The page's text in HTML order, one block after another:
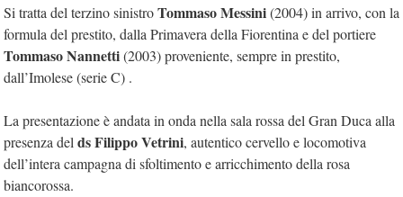
Si tratta del terzino sinistroTommaso Messini(2004) in arrivo, con la
formula del prestito, dalla Primavera della Fiorentina e del portiere
Tommaso Nannetti(2003) proveniente, sempre in prestito,
dall’Imolese (serie C) .
La presentazione è andata in onda nella sala rossa del Gran Duca alla
presenza del ds Filippo Vetrini, autentico cervello e locomotiva
dell’intera campagna di sfoltimento e arricchimento della rosa
biancorossa.